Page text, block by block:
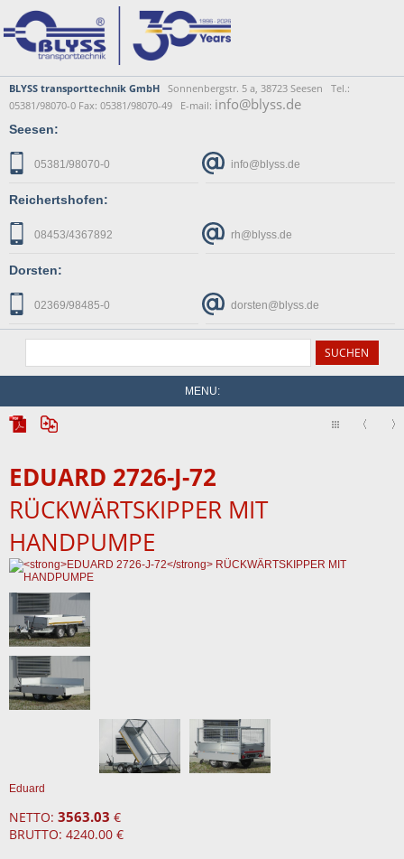
BLYSS transporttechnik GmbH Sonnenbergstr. 5 a, 38723 Seesen Tel.:
05381/98070-0 Fax: 05381/98070-49 E-mail: info@blyss.de
Seesen:
05381/98070-0 info@blyss.de
Reichertshofen:
08453/4367892 rh@blyss.de
Dorsten:
02369/98485-0 dorsten@blyss.de
MENU:
EDUARD 2726-J-72
RÜCKWÄRTSKIPPER MIT
HANDPUMPE
Eduard
NETTO: 3563.03 €
BRUTTO: 4240.00 €